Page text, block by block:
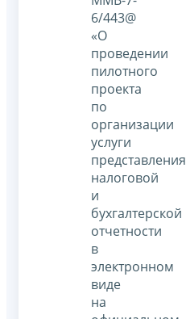
6/443@
«О
проведении
пилотного
проекта
по
организации
услуги
представления
налоговой
и
бухгалтерской
отчетности
в
электронном
виде
на